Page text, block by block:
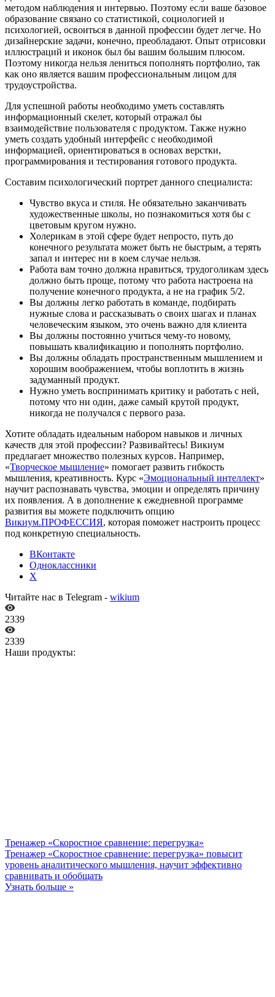
методом наблюдения и интервью. Поэтому если ваше базовое
образование связано со статистикой, социологией и
психологией, освоиться в данной профессии будет легче. Но
дизайнерские задачи, конечно, преобладают. Опыт отрисовки
иллюстраций и иконок был бы вашим большим плюсом.
Поэтому никогда нельзя лениться пополнять портфолио, так
как оно является вашим профессиональным лицом для
трудоустройства.
Для успешной работы необходимо уметь составлять
информационный скелет, который отражал бы
взаимодействие пользователя с продуктом. Также нужно
уметь создать удобный интерфейс с необходимой
информацией, ориентироваться в основах верстки,
программирования и тестирования готового продукта.
Составим психологический портрет данного специалиста:
Чувство вкуса и стиля. Не обязательно заканчивать
художественные школы, но познакомиться хотя бы с
цветовым кругом нужно.
Холерикам в этой сфере будет непросто, путь до
конечного результата может быть не быстрым, а терять
запал и интерес ни в коем случае нельзя.
Работа вам точно должна нравиться, трудоголикам здесь
должно быть проще, потому что работа настроена на
получение конечного продукта, а не на график 5/2.
Вы должны легко работать в команде, подбирать
нужные слова и рассказывать о своих шагах и планах
человеческим языком, это очень важно для клиента
Вы должны постоянно учиться чему-то новому,
повышать квалификацию и пополнять портфолио.
Вы должны обладать пространственным мышлением и
хорошим воображением, чтобы воплотить в жизнь
задуманный продукт.
Нужно уметь воспринимать критику и работать с ней,
потому что ни один, даже самый крутой продукт,
никогда не получался с первого раза.
Хотите обладать идеальным набором навыков и личных
качеств для этой профессии? Развивайтесь! Викиум
предлагает множество полезных курсов. Например,
«Творческое мышление» помогает развить гибкость
мышления, креативность. Курс «Эмоциональный интеллект»
научит распознавать чувства, эмоции и определять причину
их появления. А в дополнение к ежедневной программе
развития вы можете подключить опцию
Викиум.ПРОФЕССИЯ, которая поможет настроить процесс
под конкретную специальность.
ВКонтакте
Одноклассники
X
Читайте нас в Telegram - wikium
2339
2339
Наши продукты:
Тренажер «Скоростное сравнение: перегрузка»
Тренажер «Скоростное сравнение: перегрузка» повысит
уровень аналитического мышления, научит эффективно
сравнивать и обобщать
Узнать больше »